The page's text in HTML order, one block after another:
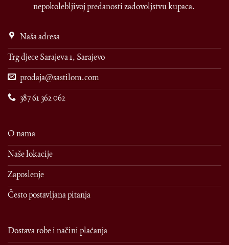
nepokolebljivoj predanosti zadovoljstvu kupaca.
Naša adresa
Trg djece Sarajeva 1, Sarajevo
prodaja@sastilom.com
387 61 362 062
O nama
Naše lokacije
Zaposlenje
Često postavljana pitanja
Dostava robe i načini plaćanja